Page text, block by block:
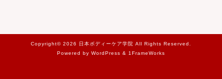
Copyright© 2026 日本ボディーケア学院 All Rights Reserved.
Powered by WordPress & 1FrameWorks